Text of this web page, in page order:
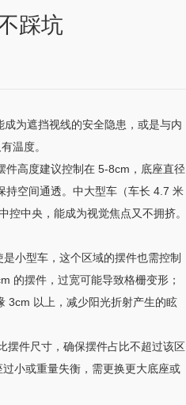
踩坑
为遮挡视线的安全隐患，或是与内
温度。
件高度建议控制在 5-8cm，底座直径
持空间通透。中大型车（车长 4.7 米
中央，能成为视觉焦点又不拥挤。
小型车，这个区域的摆件也需控制
的摆件，过宽可能导致格栅变形；
3cm 以上，减少阳光折射产生的眩
摆件尺寸，确保摆件占比不超过该区
小或重量失衡，需更换更大底座或